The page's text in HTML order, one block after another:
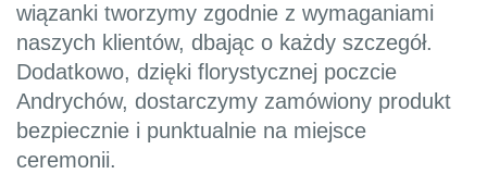
wiązanki tworzymy zgodnie z wymaganiami
naszych klientów, dbając o każdy szczegół.
Dodatkowo, dzięki florystycznej poczcie
Andrychów, dostarczymy zamówiony produkt
bezpiecznie i punktualnie na miejsce
ceremonii.